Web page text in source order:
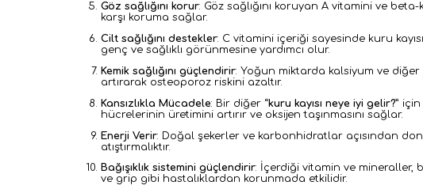
Göz sağlığını korur: Göz sağlığını koruyan A vitamini ve
karşı koruma sağlar.
Cilt sağlığını destekler: C vitamini içeriği sayesinde kuru
genç ve sağlıklı görünmesine yardımcı olur.
Kemik sağlığını güçlendirir: Yoğun miktarda kalsiyum ve diğer
artırarak osteoporoz riskini azaltır.
Kansızlıkla Mücadele: Bir diğer “kuru kayısı neye iyi gelir?” için
hücrelerinin üretimini artırır ve oksijen taşınmasını sağlar.
Enerji Verir: Doğal şekerler ve karbonhidratlar açısından
atıştırmalıktır.
Bağışıklık sistemini güçlendirir: İçerdiği vitamin ve mineraller,
ve grip gibi hastalıklardan korunmada etkilidir.